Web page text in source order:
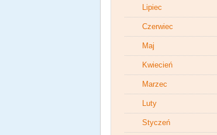
Lipiec
Czerwiec
Maj
Kwiecień
Marzec
Luty
Styczeń